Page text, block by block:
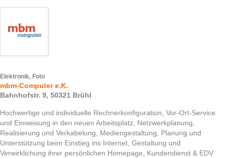
Elektronik, Foto
mbm-Computer e.K.
Bahnhofstr. 9, 50321 Brühl
Hochwertige und individuelle Rechnerkonfiguration, Vor-Ort-Service
und Einweisung in den neuen Arbeitsplatz, Netzwerkplanung,
Realisierung und Verkabelung, Mediengestaltung, Planung und
Unterstützung beim Einstieg ins Internet, Gestaltung und
Verwirklichung ihrer persönlichen Homepage, Kundendienst & EDV